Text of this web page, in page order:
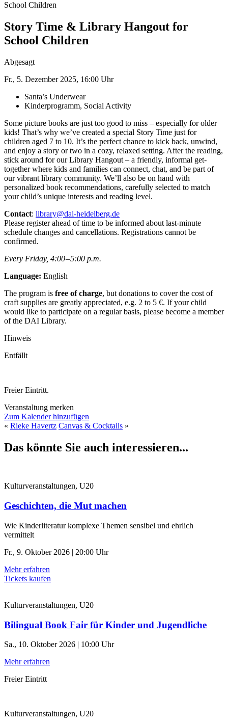
School Children
Story Time & Library Hangout for
School Children
Abgesagt
Fr., 5. Dezember 2025, 16:00 Uhr
Santa’s Underwear
Kinderprogramm, Social Activity
Some picture books are just too good to miss – especially for older
kids! That’s why we’ve created a special Story Time just for
children aged 7 to 10. It’s the perfect chance to kick back, unwind,
and enjoy a story or two in a cozy, relaxed setting. After the reading,
stick around for our Library Hangout – a friendly, informal get-
together where kids and families can connect, chat, and be part of
our vibrant library community. We’ll also be on hand with
personalized book recommendations, carefully selected to match
your child’s unique interests and reading level.
Contact: library@dai-heidelberg.de
Please register ahead of time to be informed about last-minute
schedule changes and cancellations. Registrations cannot be
confirmed.
Every Friday, 4:00 – 5:00 p.m.
Language: English
The program is free of charge, but donations to cover the cost of
craft supplies are greatly appreciated, e.g. 2 to 5 €. If your child
would like to participate on a regular basis, please become a member
of the DAI Library.
Hinweis
Entfällt
Freier Eintritt.
Veranstaltung merken
Zum Kalender hinzufügen
« Rieke Havertz Canvas & Cocktails »
Das könnte Sie auch interessieren...
Kulturveranstaltungen, U20
Geschichten, die Mut machen
Wie Kinderliteratur komplexe Themen sensibel und ehrlich
vermittelt
Fr., 9. Oktober 2026 | 20:00 Uhr
Mehr erfahren
Tickets kaufen
Kulturveranstaltungen, U20
Bilingual Book Fair für Kinder und Jugendliche
Sa., 10. Oktober 2026 | 10:00 Uhr
Mehr erfahren
Freier Eintritt
Kulturveranstaltungen, U20